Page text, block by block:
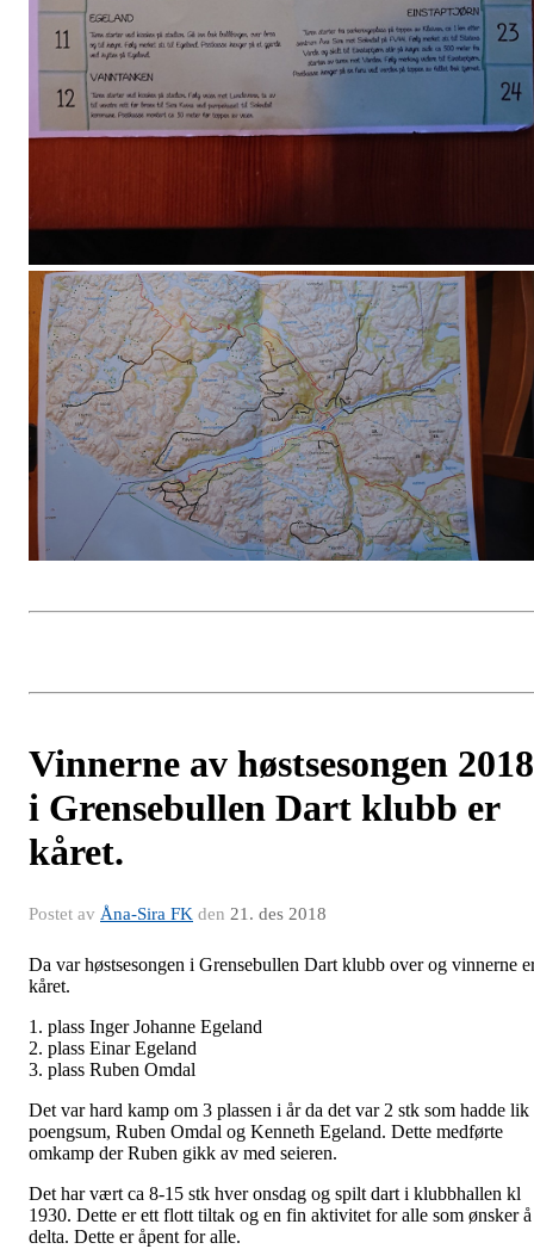
Vinnerne av høstsesongen 2018
i Grensebullen Dart klubb er
kåret.
Postet av Åna-Sira FK den 21. des 2018
Da var høstsesongen i Grensebullen Dart klubb over og vinnerne
kåret.
1. plass Inger Johanne Egeland
2. plass Einar Egeland
3. plass Ruben Omdal
Det var hard kamp om 3 plassen i år da det var 2 stk som hadde lik
poengsum, Ruben Omdal og Kenneth Egeland. Dette medførte
omkamp der Ruben gikk av med seieren.
Det har vært ca 8-15 stk hver onsdag og spilt dart i klubbhallen kl
1930. Dette er ett flott tiltak og en fin aktivitet for alle som ønsker å
delta. Dette er åpent for alle.